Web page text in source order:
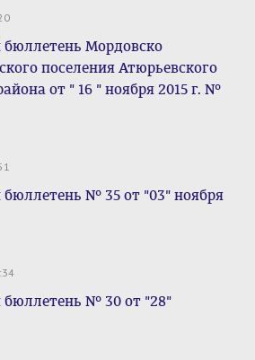
Мордовско
поселения Атюрьевского
от " 16 " ноября 2015 г. №
№ 35 от "03" ноября
№ 30 от "28"